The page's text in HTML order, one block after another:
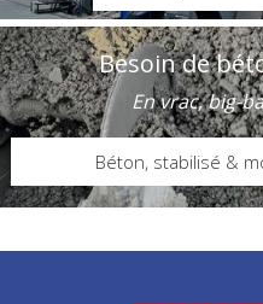
Besoin de
En vrac, big-
Béton, stabilisé &